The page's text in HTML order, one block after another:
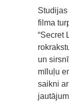
Studijas
filma
“Secret
un
mīluļu
saikni